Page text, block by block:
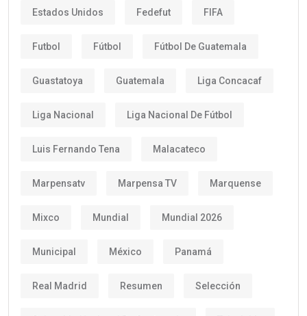
Estados Unidos Fedefut FIFA
Futbol Fútbol Fútbol De Guatemala
Guastatoya Guatemala Liga Concacaf
Liga Nacional Liga Nacional De Fútbol
Luis Fernando Tena Malacateco
Marpensatv Marpensa TV Marquense
Mixco Mundial Mundial 2026
Municipal México Panamá
Real Madrid Resumen Selección